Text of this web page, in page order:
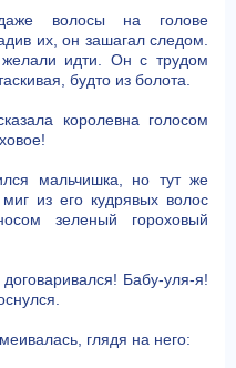
волосы на голове
их, он зашагал следом.
идти. Он с трудом
будто из болота.
королевна голосом
мальчишка, но тут же
из его кудрявых волос
зеленый гороховый
Бабу-уля-я!
глядя на него: